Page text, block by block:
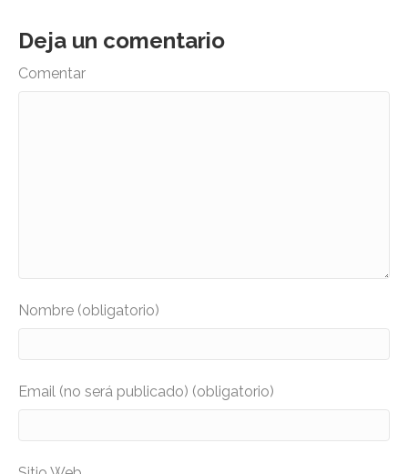
Deja un comentario
Comentar
Nombre (obligatorio)
Email (no será publicado) (obligatorio)